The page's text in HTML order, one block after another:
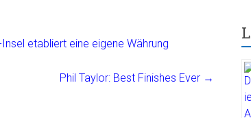
etabliert eine eigene Währung
Phil Taylor: Best Finishes Ever →